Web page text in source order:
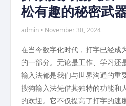
松有趣的秘密武
admin • November 30, 2024
在当今数字化时代，打字已经成
的一部分。无论是工作、学习还
输入法都是我们与世界沟通的重
搜狗输入法凭借其独特的功能和
的欢迎。它不仅提高了打字的速